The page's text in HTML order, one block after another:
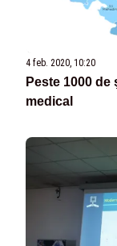
4 feb. 2020, 10:20
Peste 1000
medical